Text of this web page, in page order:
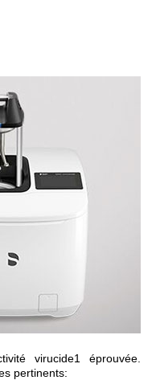
virucide1 éprouvée.
pertinents: